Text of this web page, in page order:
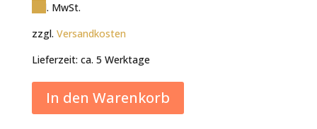
inkl. MwSt.
zzgl. Versandkosten
Lieferzeit: ca. 5 Werktage
In den Warenkorb